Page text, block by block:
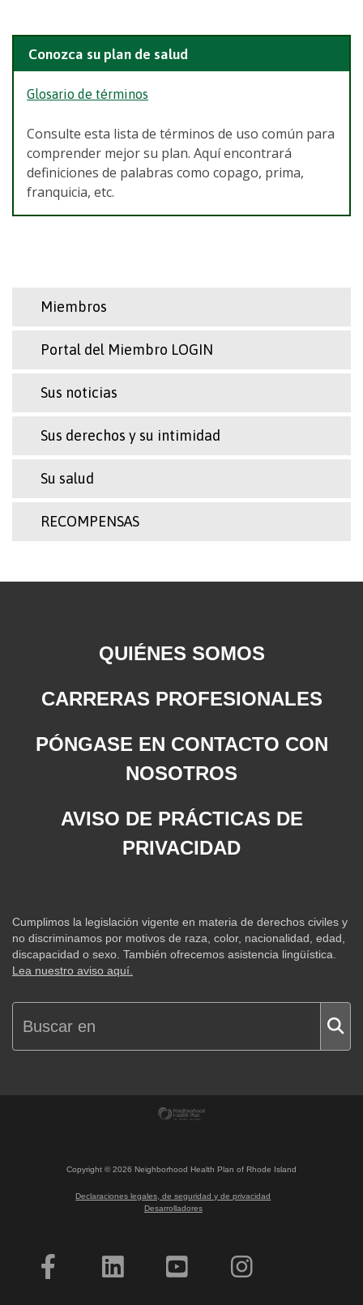
Conozca su plan de salud
Glosario de términos
Consulte esta lista de términos de uso común para
comprender mejor su plan. Aquí encontrará
definiciones de palabras como copago, prima,
franquicia, etc.
Miembros
Portal del Miembro LOGIN
Sus noticias
Sus derechos y su intimidad
Su salud
RECOMPENSAS
QUIÉNES SOMOS
CARRERAS PROFESIONALES
PÓNGASE EN CONTACTO CON
NOSOTROS
AVISO DE PRÁCTICAS DE
PRIVACIDAD
Cumplimos la legislación vigente en materia de derechos civiles y
no discriminamos por motivos de raza, color, nacionalidad, edad,
discapacidad o sexo. También ofrecemos asistencia lingüística.
Lea nuestro aviso aquí.
Copyright ©2026 Neighborhood Health Plan of Rhode Island
Declaraciones legales, de seguridad y de privacidad
Desarrolladores